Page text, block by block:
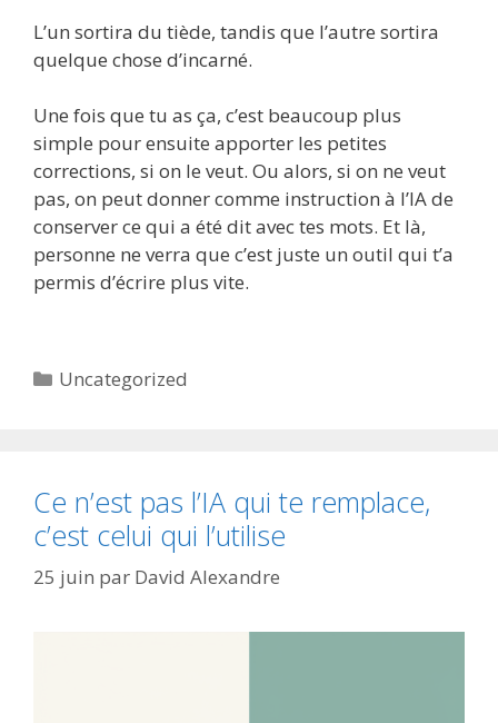
L’un sortira du tiède, tandis que l’autre sortira
quelque chose d’incarné.
Une fois que tu as ça, c’est beaucoup plus
simple pour ensuite apporter les petites
corrections, si on le veut. Ou alors, si on ne veut
pas, on peut donner comme instruction à l’IA de
conserver ce qui a été dit avec tes mots. Et là,
personne ne verra que c’est juste un outil qui t’a
permis d’écrire plus vite.
Catégories
Uncategorized
Ce n’est pas l’IA qui te remplace,
c’est celui qui l’utilise
25 juin par David Alexandre